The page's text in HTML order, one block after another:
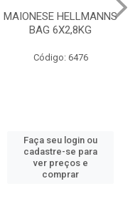
CALDO DE GALINHA KNORR
BAG 10X1,01KG
Código: 6484
Faça seu login ou
cadastre-se para
ver preços e
comprar